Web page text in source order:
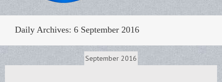
Daily Archives: 6 September 2016
September 2016